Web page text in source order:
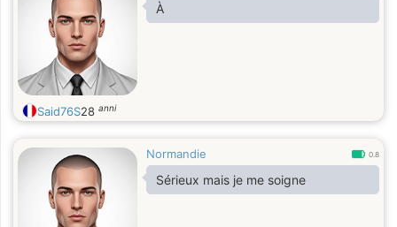
À
Said76S28 anni
Normandie 0.8
Sérieux mais je me soigne